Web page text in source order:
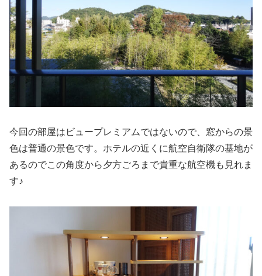
今回の部屋はビュープレミアムではないので、窓からの景
色は普通の景色です。ホテルの近くに航空自衛隊の基地が
あるのでこの角度から夕方ごろまで貴重な航空機も見れま
す♪